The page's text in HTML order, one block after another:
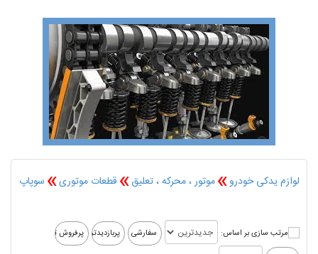
لوازم یدکی خودرو»موتور ، محرکه ، تعلیق» قطعات موتوری» سوپاپ
مرتب سازی بر اساس: